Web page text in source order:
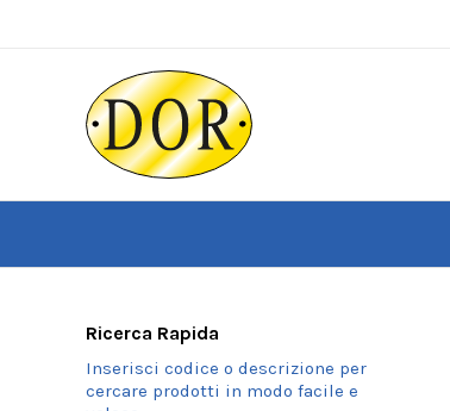
contenuto
Ricerca Rapida